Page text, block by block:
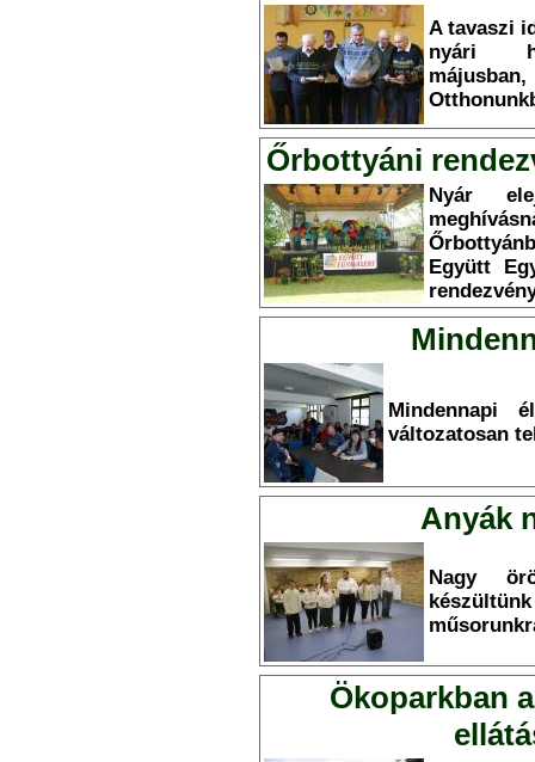
A tavaszi
nyári
Őrbottyáni
Nyár
Együtt
Mindennapi
változatosan
Anyák
Nagy
Ökoparkban